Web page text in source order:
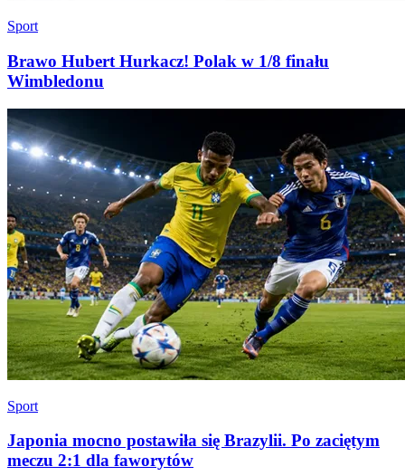
Sport
Brawo Hubert Hurkacz! Polak w 1/8 finału
Wimbledonu
Sport
Japonia mocno postawiła się Brazylii. Po zaciętym
meczu 2:1 dla faworytów